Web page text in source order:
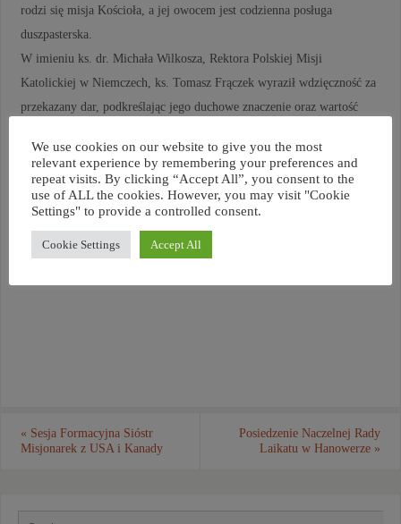
rodzi się misja Kościoła, a jej owocem jest codzienna posługa
duszpasterska.
W imieniu ks. dr. Michała Wilkosza, Rektora Polskiej Misji
Katolickiej w Niemczech, ks. Tomasz Frączek wyraził wdzięczność za
przekazany dar, podkreślając jego duchowe znaczenie oraz wartość
Całe wydarzenie było wyrazem troski o duchowe dziedzictwo oraz
potwierdzeniem starań ks. dziekana Tadeusza Michalika, aby
wspólnota PMK w Offenbach pozostawała żywa, dynamiczna i otwarta
wspólnej misji.
« Sesja Formacyjna Sióstr
Misjonarek z USA i Kanady
Posiedzenie Naczelnej Rady
Laikatu w Hanowerze »
We use cookies on our website to give you the most
relevant experience by remembering your preferences and
repeat visits. By clicking “Accept All”, you consent to the
use of ALL the cookies. However, you may visit "Cookie
Settings" to provide a controlled consent.
Cookie Settings Accept All